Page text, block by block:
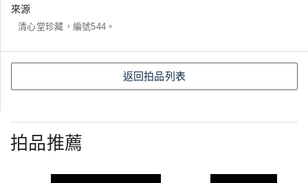
來源
清心堂珍藏，編號544。
返回拍品列表
拍品推薦